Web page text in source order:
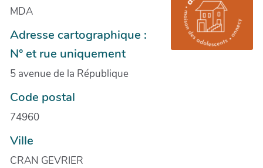
MDA
Adresse cartographique :
N° et rue uniquement
5 avenue de la République
Code postal
74960
Ville
CRAN GEVRIER